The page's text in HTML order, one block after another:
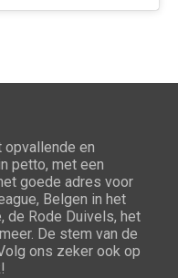
en
petto, met een
goede adres voor
Belgen in het
de Rode Duivels, het
De stem van de
ons zeker ook op